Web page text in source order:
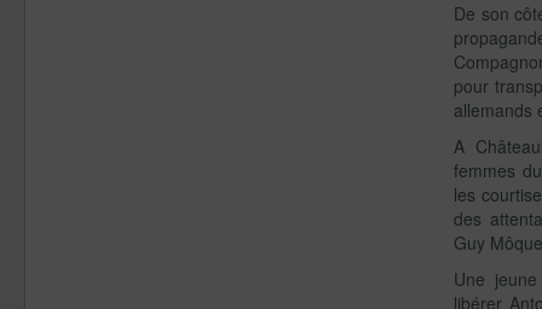
De son
pour
allemands
A
femmes
les
des
Guy
Une
libérer